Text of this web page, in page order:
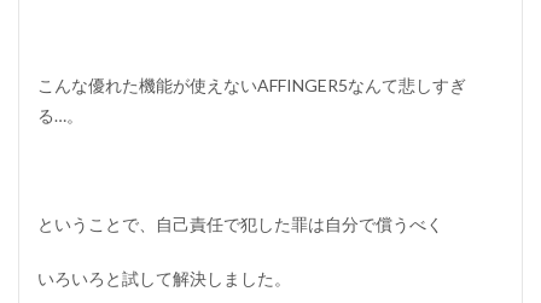
こんな優れた機能が使えないAFFINGER5なんて悲しすぎ
る…。
ということで、自己責任で犯した罪は自分で償うべく
いろいろと試して解決しました。